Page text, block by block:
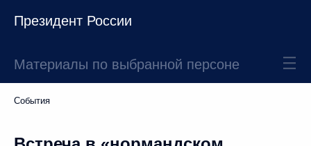
Президент России
Материалы по выбранной персоне
События